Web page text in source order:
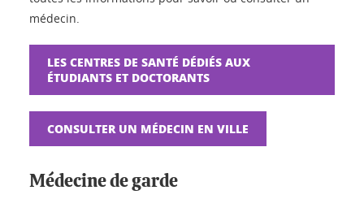
médecin.
LES CENTRES DE SANTÉ DÉDIÉS AUX
ÉTUDIANTS ET DOCTORANTS
CONSULTER UN MÉDECIN EN VILLE
Médecine de garde